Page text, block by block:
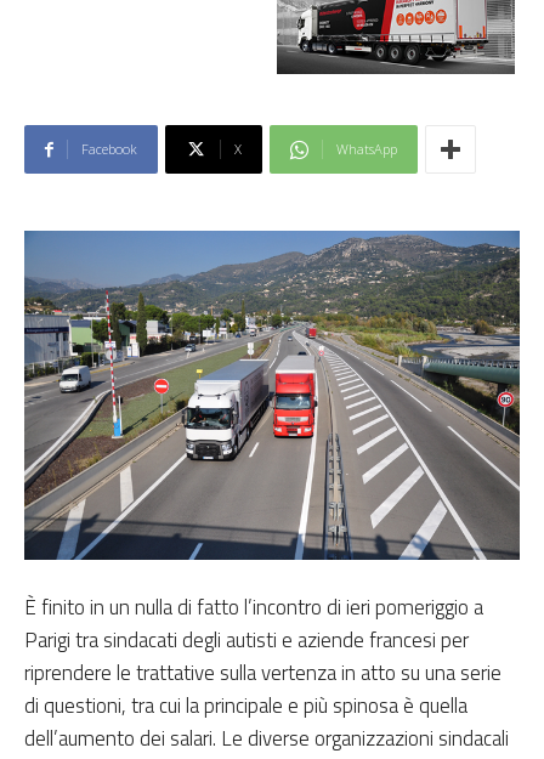
Facebook X WhatsApp
È finito in un nulla di fatto l’incontro di ieri pomeriggio a
Parigi tra sindacati degli autisti e aziende francesi per
riprendere le trattative sulla vertenza in atto su una serie
di questioni, tra cui la principale e più spinosa è quella
dell’aumento dei salari. Le diverse organizzazioni sindacali